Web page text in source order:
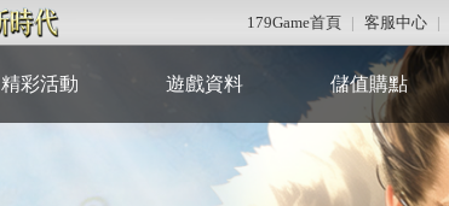
179Game首頁 | 客服中心 |
精彩活動 遊戲資料 儲值購點